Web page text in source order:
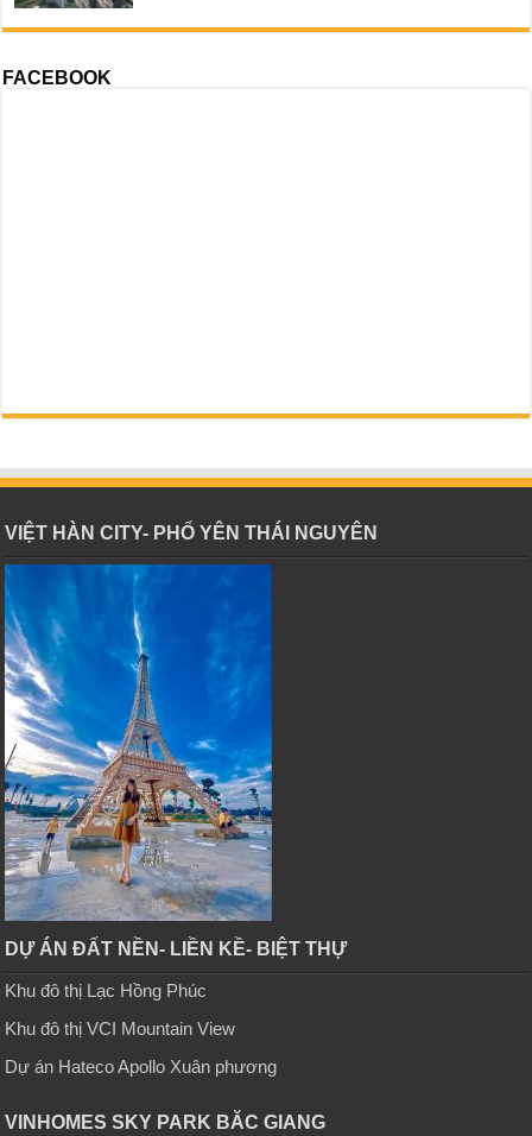
FACEBOOK
VIỆT HÀN CITY- PHỔ YÊN THÁI NGUYÊN
DỰ ÁN ĐẤT NỀN- LIỀN KỀ- BIỆT THỰ
Khu đô thị Lạc Hồng Phúc
Khu đô thị VCI Mountain View
Dự án Hateco Apollo Xuân phương
VINHOMES SKY PARK BĂC GIANG